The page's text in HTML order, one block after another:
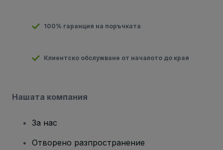
100% гаранция на поръчката
Клиентско обслужване от началото до края
Нашата компания
За нас
Отворено разпространение